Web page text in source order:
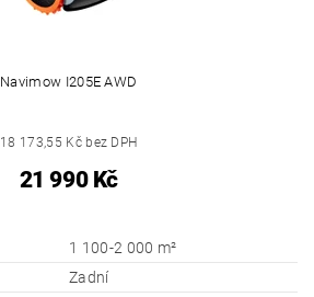
Navimow I205E AWD
18 173,55 Kč bez DPH
21 990 Kč
1 100-2 000 m²
Zadní